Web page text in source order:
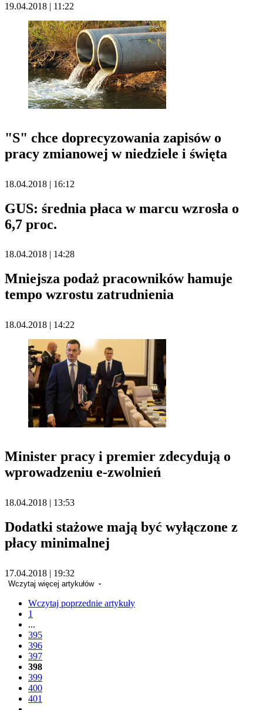
19.04.2018 | 11:22
"S" chce doprecyzowania zapisów o
pracy zmianowej w niedziele i święta
18.04.2018 | 16:12
GUS: średnia płaca w marcu wzrosła o
6,7 proc.
18.04.2018 | 14:28
Mniejsza podaż pracowników hamuje
tempo wzrostu zatrudnienia
18.04.2018 | 14:22
Minister pracy i premier zdecydują o
wprowadzeniu e-zwolnień
18.04.2018 | 13:53
Dodatki stażowe mają być wyłączone z
płacy minimalnej
17.04.2018 | 19:32
Wczytaj więcej artykułów
Wczytaj poprzednie artykuły
1
...
395
396
397
398
399
400
401